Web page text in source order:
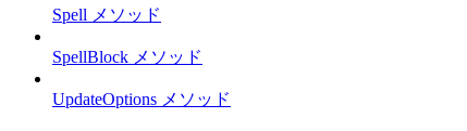
Spell メソッド
SpellBlock メソッド
UpdateOptions メソッド